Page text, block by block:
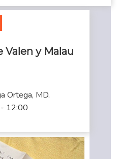
Valen y Malau
Ortega, MD.
12:00